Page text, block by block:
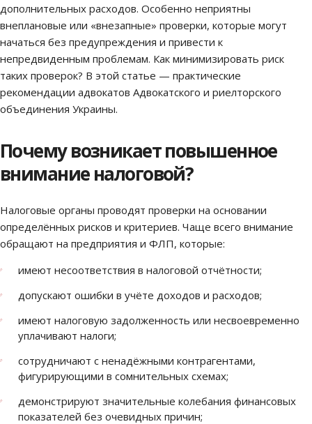
дополнительных расходов. Особенно неприятны
внеплановые или «внезапные» проверки, которые могут
начаться без предупреждения и привести к
непредвиденным проблемам. Как минимизировать риск
таких проверок? В этой статье — практические
рекомендации адвокатов Адвокатского и риелторского
объединения Украины.
Почему возникает повышенное
внимание налоговой?
Налоговые органы проводят проверки на основании
определённых рисков и критериев. Чаще всего внимание
обращают на предприятия и ФЛП, которые:
имеют несоответствия в налоговой отчётности;
допускают ошибки в учёте доходов и расходов;
имеют налоговую задолженность или несвоевременно
уплачивают налоги;
сотрудничают с ненадёжными контрагентами,
фигурирующими в сомнительных схемах;
демонстрируют значительные колебания финансовых
показателей без очевидных причин;